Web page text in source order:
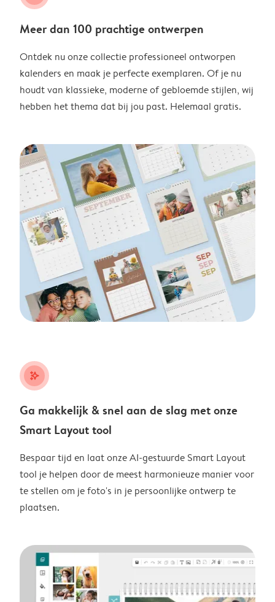
Meer dan 100 prachtige ontwerpen
Ontdek nu onze collectie professioneel ontworpen
kalenders en maak je perfecte exemplaren. Of je nu
houdt van klassieke, moderne of gebloemde stijlen, wij
hebben het thema dat bij jou past. Helemaal gratis.
stars_plus
Ga makkelijk & snel aan de slag met onze
Smart Layout tool
Bespaar tijd en laat onze AI-gestuurde Smart Layout
tool je helpen door de meest harmonieuze manier voor
te stellen om je foto's in je persoonlijke ontwerp te
plaatsen.